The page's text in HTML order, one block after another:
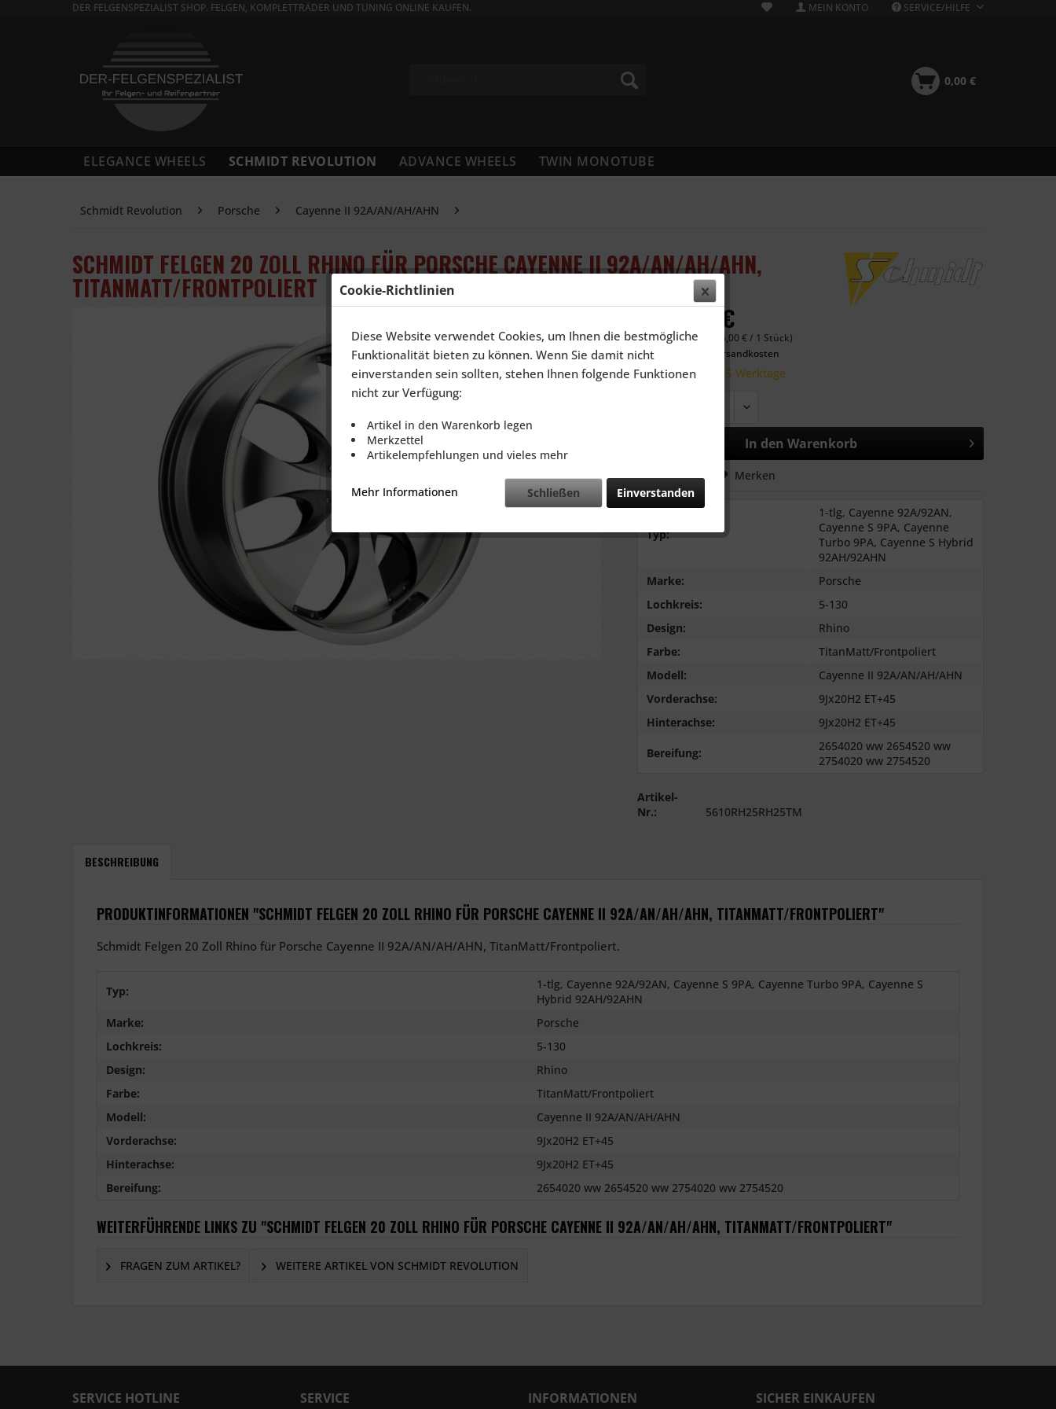
DER FELGENSPEZIALIST SHOP. FELGEN, KOMPLETTRÄDER UND TUNING ONLINE KAUFEN. MEIN KONTO SERVICE/HILFE
0,00 €
ELEGANCE WHEELS SCHMIDT REVOLUTION ADVANCE WHEELS TWIN MONOTUBE
Schmidt Revolution Porsche Cayenne II 92A/AN/AH/AHN
SCHMIDT FELGEN 20 ZOLL RHINO FÜR PORSCHE CAYENNE II 92A/AN/AH/AHN,
TITANMATT/FRONTPOLIERT
1.984,00 €
Inhalt:4 Stück (496,00 € / 1 Stück)
inkl. MwSt.
zzgl. Versandkosten
Lieferzeit 10-15 Werktage
In den Warenkorb
Vergleichen Merken
Typ:
1-tlg, Cayenne 92A/92AN,
Cayenne S 9PA, Cayenne
Turbo 9PA, Cayenne S Hybrid
92AH/92AHN
Marke:
Porsche
Lochkreis:
5-130
Design:
Rhino
Farbe:
TitanMatt/Frontpoliert
Modell:
Cayenne II 92A/AN/AH/AHN
Vorderachse:
9Jx20H2 ET+45
Hinterachse:
9Jx20H2 ET+45
Bereifung:
2654020 ww 2654520 ww
2754020 ww 2754520
Artikel-
Nr.:
5610RH25RH25TM
BESCHREIBUNG
PRODUKTINFORMATIONEN "SCHMIDT FELGEN 20 ZOLL RHINO FÜR PORSCHE CAYENNE II 92A/AN/AH/AHN, TITANMATT/FRONTPOLIERT"
Schmidt Felgen 20 Zoll Rhino für Porsche Cayenne II 92A/AN/AH/AHN, TitanMatt/Frontpoliert.
Typ:
1-tlg, Cayenne 92A/92AN, Cayenne S 9PA, Cayenne Turbo 9PA, Cayenne S
Hybrid 92AH/92AHN
Marke:
Porsche
Lochkreis:
5-130
Design:
Rhino
Farbe:
TitanMatt/Frontpoliert
Modell:
Cayenne II 92A/AN/AH/AHN
Vorderachse:
9Jx20H2 ET+45
Hinterachse:
9Jx20H2 ET+45
Bereifung:
2654020 ww 2654520 ww 2754020 ww 2754520
WEITERFÜHRENDE LINKS ZU "SCHMIDT FELGEN 20 ZOLL RHINO FÜR PORSCHE CAYENNE II 92A/AN/AH/AHN, TITANMATT/FRONTPOLIERT"
FRAGEN ZUM ARTIKEL? WEITERE ARTIKEL VON SCHMIDT REVOLUTION
SERVICE HOTLINE SERVICE INFORMATIONEN SICHER EINKAUFEN
Cookie-Richtlinien
Diese Website verwendet Cookies, um Ihnen die bestmögliche
Funktionalität bieten zu können. Wenn Sie damit nicht
einverstanden sein sollten, stehen Ihnen folgende Funktionen
nicht zur Verfügung:
Artikel in den Warenkorb legen
Merkzettel
Artikelempfehlungen und vieles mehr
Mehr Informationen Einverstanden
Schließen